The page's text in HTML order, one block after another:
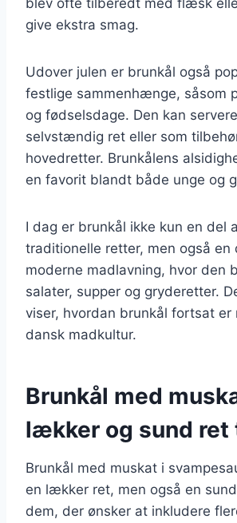
give ekstra smag.
Udover julen er brunkål også
festlige sammenhænge, såsom
og fødselsdage. Den kan
selvstændig ret eller som
hovedretter. Brunkålens
en favorit blandt både unge og
I dag er brunkål ikke kun en del
traditionelle retter, men også en
moderne madlavning, hvor den
salater, supper og gryderetter.
viser, hvordan brunkål fortsat er
dansk madkultur.
Brunkål med
lækker og sund ret
Brunkål med muskat i
en lækker ret, men også en
dem, der ønsker at inkludere